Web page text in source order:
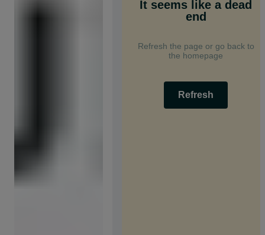
It seems like a dead
end
Refresh the page or go back to
the homepage
Refresh